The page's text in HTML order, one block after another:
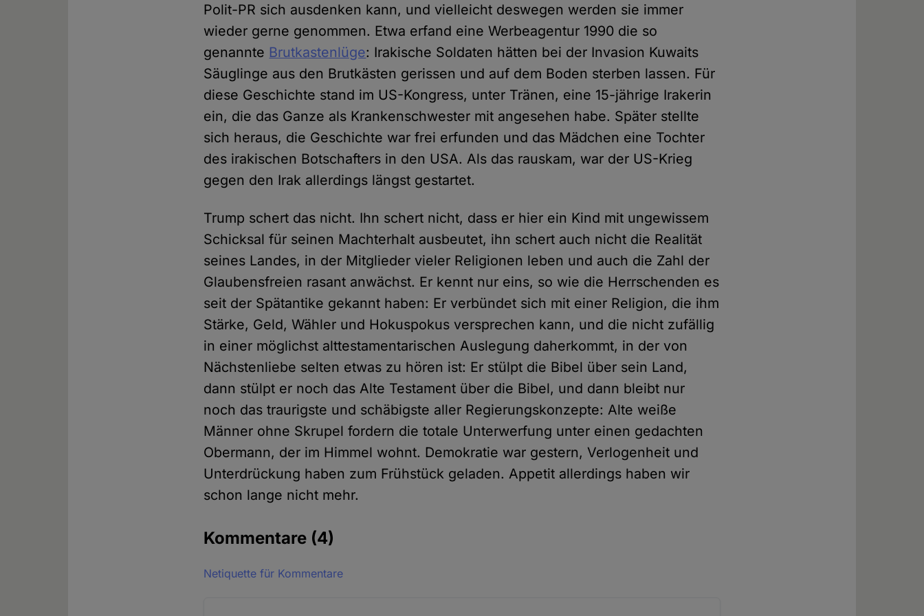
Polit-PR sich ausdenken kann, und vielleicht deswegen werden sie immer
wieder gerne genommen. Etwa erfand eine Werbeagentur 1990 die so
genannte Brutkastenlüge: Irakische Soldaten hätten bei der Invasion Kuwaits
Säuglinge aus den Brutkästen gerissen und auf dem Boden sterben lassen. Für
diese Geschichte stand im US-Kongress, unter Tränen, eine 15-jährige Irakerin
ein, die das Ganze als Krankenschwester mit angesehen habe. Später stellte
sich heraus, die Geschichte war frei erfunden und das Mädchen eine Tochter
des irakischen Botschafters in den USA. Als das rauskam, war der US-Krieg
gegen den Irak allerdings längst gestartet.
Trump schert das nicht. Ihn schert nicht, dass er hier ein Kind mit ungewissem
Schicksal für seinen Machterhalt ausbeutet, ihn schert auch nicht die Realität
seines Landes, in der Mitglieder vieler Religionen leben und auch die Zahl der
Glaubensfreien rasant anwächst. Er kennt nur eins, so wie die Herrschenden es
seit der Spätantike gekannt haben: Er verbündet sich mit einer Religion, die ihm
Stärke, Geld, Wähler und Hokuspokus versprechen kann, und die nicht zufällig
in einer möglichst alttestamentarischen Auslegung daherkommt, in der von
Nächstenliebe selten etwas zu hören ist: Er stülpt die Bibel über sein Land,
dann stülpt er noch das Alte Testament über die Bibel, und dann bleibt nur
noch das traurigste und schäbigste aller Regierungskonzepte: Alte weiße
Männer ohne Skrupel fordern die totale Unterwerfung unter einen gedachten
Obermann, der im Himmel wohnt. Demokratie war gestern, Verlogenheit und
Unterdrückung haben zum Frühstück geladen. Appetit allerdings haben wir
schon lange nicht mehr.
Kommentare (4)
Netiquette für Kommentare